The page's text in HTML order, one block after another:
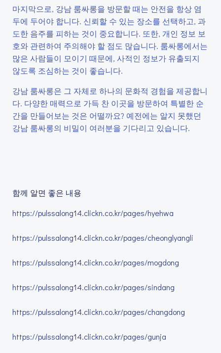
마지막으로, 강남 룸싸롱을 방문할 때는 안전을 항상 염
두에 두어야 합니다. 신뢰할 수 있는 장소를 선택하고, 과
도한 음주를 피하는 것이 중요합니다. 또한, 개인 정보 보
호와 관련하여 주의해야 할 점도 많습니다. 룸싸롱에서는
많은 사람들이 모이기 때문에, 사적인 정보가 유출되지
않도록 조심하는 것이 좋습니다.
강남 룸싸롱은 그 자체로 하나의 문화적 경험을 제공합니
다. 다양한 매력으로 가득 찬 이곳을 방문하여 특별한 순
간을 만들어보는 것은 어떨까요? 예전에는 알지 못했던
강남 룸싸롱의 비밀이 여러분을 기다리고 있습니다.
함께 알면 좋은 내용
https://pulssalong14.clickn.co.kr/pages/hyehwa
https://pulssalong14.clickn.co.kr/pages/cheonglyangli
https://pulssalong14.clickn.co.kr/pages/mogdong
https://pulssalong14.clickn.co.kr/pages/sindang
https://pulssalong14.clickn.co.kr/pages/changdong
https://pulssalong14.clickn.co.kr/pages/gunja